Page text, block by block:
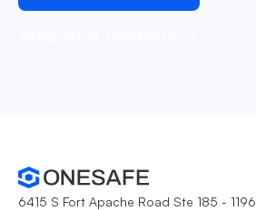
6415 S Fort Apache Road Ste 185 - 1196